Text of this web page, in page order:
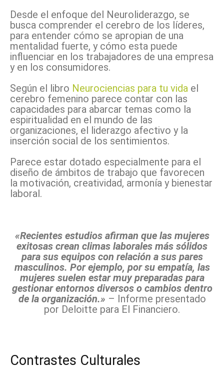
Desde el enfoque del Neuroliderazgo, se
busca comprender el cerebro de los líderes,
para entender cómo se apropian de una
mentalidad fuerte, y cómo esta puede
influenciar en los trabajadores de una empresa
y en los consumidores.
Según el libro Neurociencias para tu vida el
cerebro femenino parece contar con las
capacidades para abarcar temas como la
espiritualidad en el mundo de las
organizaciones, el liderazgo afectivo y la
inserción social de los sentimientos.
Parece estar dotado especialmente para el
diseño de ámbitos de trabajo que favorecen
la motivación, creatividad, armonía y bienestar
laboral.
«Recientes estudios afirman que las mujeres
exitosas crean climas laborales más sólidos
para sus equipos con relación a sus pares
masculinos. Por ejemplo, por su empatía, las
mujeres suelen estar muy preparadas para
gestionar entornos diversos o cambios dentro
de la organización.» – Informe presentado
por Deloitte para El Financiero.
Contrastes Culturales